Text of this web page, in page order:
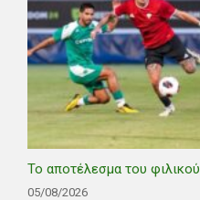
Το αποτέλεσμα του φιλικού
05/08/2026